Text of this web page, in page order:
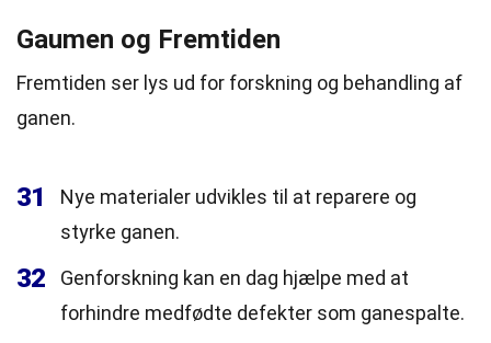
Gaumen og Fremtiden
Fremtiden ser lys ud for forskning og behandling af
ganen.
31
Nye materialer udvikles til at reparere og
styrke ganen.
32
Genforskning kan en dag hjælpe med at
forhindre medfødte defekter som ganespalte.